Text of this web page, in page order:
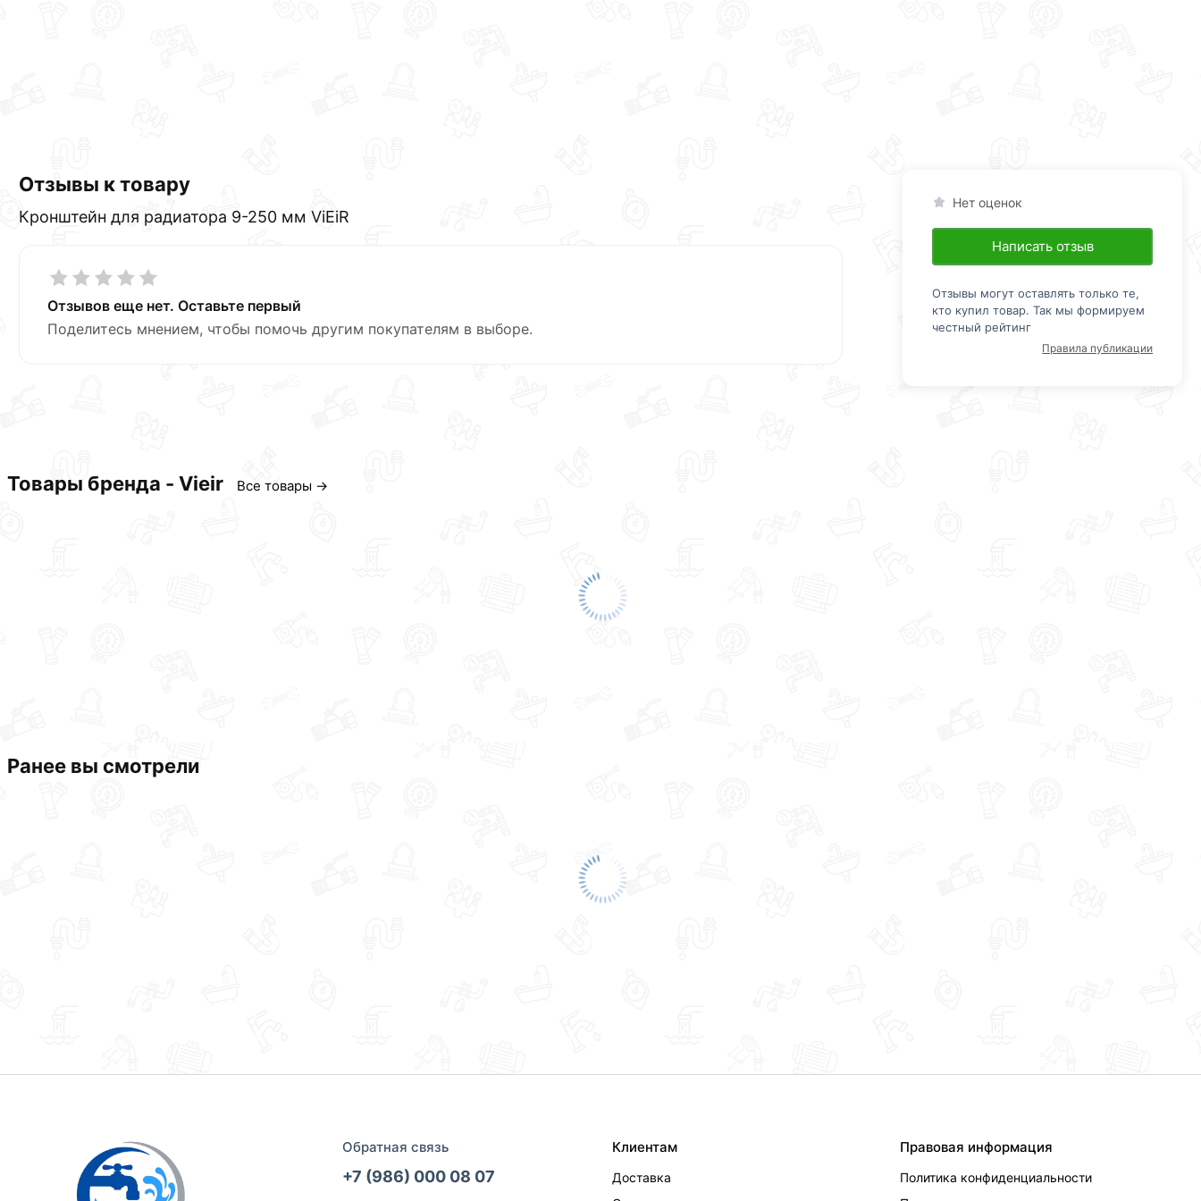
Отзывы к товару
Кронштейн для радиатора 9-250 мм ViEiR
Отзывов еще нет. Оставьте первый
Поделитесь мнением, чтобы помочь другим покупателям в выборе.
Нет оценок
Написать отзыв
Отзывы могут оставлять только те,
кто купил товар. Так мы формируем
честный рейтинг
Правила публикации
Товары бренда - Vieir Все товары →
Ранее вы смотрели
Обратная связь
+7 (986) 000 08 07
Клиентам
Доставка
Правовая информация
Политика конфиденциальности